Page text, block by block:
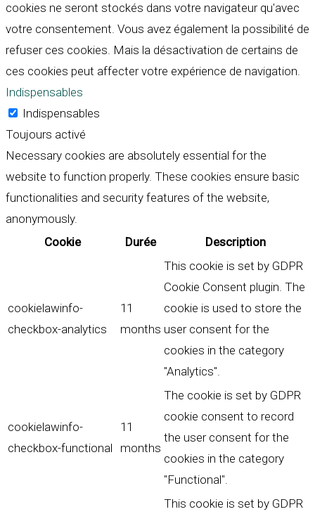
cookies ne seront stockés dans votre navigateur qu'avec
votre consentement. Vous avez également la possibilité de
refuser ces cookies. Mais la désactivation de certains de
ces cookies peut affecter votre expérience de navigation.
Indispensables
Indispensables
Toujours activé
Necessary cookies are absolutely essential for the
website to function properly. These cookies ensure basic
functionalities and security features of the website,
anonymously.
Cookie
Durée Description
cookielawinfo-
checkbox-analytics
11
months
This cookie is set by GDPR
Cookie Consent plugin. The
cookie is used to store the
user consent for the
cookies in the category
"Analytics".
cookielawinfo-
checkbox-functional
11
months
The cookie is set by GDPR
cookie consent to record
the user consent for the
cookies in the category
"Functional".
This cookie is set by GDPR